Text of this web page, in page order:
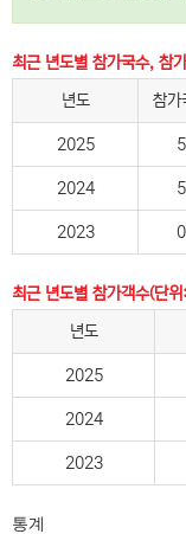
최근 년도별 참가국수, 참
년도
참가
2025 5
2024 5
2023 0
최근 년도별 참가객수(단
년도
2025
2024
2023
통계